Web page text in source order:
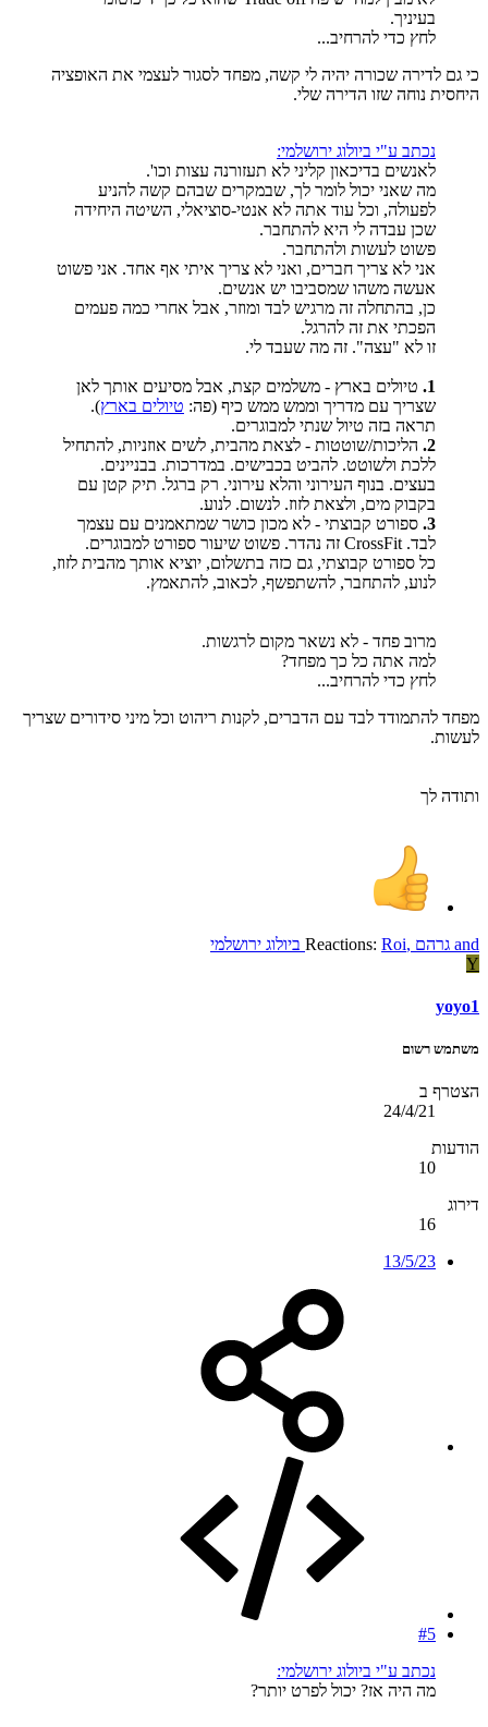
בעיניך.
לחץ כדי להרחיב...
כי גם לדירה שכורה יהיה לי קשה, מפחד לסגור לעצמי את האופציה
היחסית נוחה שזו הדירה שלי.
נכתב ע"י ביולוג ירושלמי:
לאנשים בדיכאון קליני לא תעזורנה עצות וכו'.
מה שאני יכול לומר לך, שבמקרים שבהם קשה להניע
לפעולה, וכל עוד אתה לא אנטי-סוציאלי, השיטה היחידה
שכן עבדה לי היא להתחבר.
פשוט לעשות ולהתחבר.
אני לא צריך חברים, ואני לא צריך איתי אף אחד. אני פשוט
אעשה משהו שמסביבו יש אנשים.
כן, בהתחלה זה מרגיש לבד ומוזר, אבל אחרי כמה פעמים
הפכתי את זה להרגל.
זו לא "עצה". זה מה שעבד לי.
1. טיולים בארץ - משלמים קצת, אבל מסיעים אותך לאן
שצריך עם מדריך וממש ממש כיף (פה: טיולים בארץ).
תראה בזה טיול שנתי למבוגרים.
2. הליכות/שוטטות - לצאת מהבית, לשים אוזניות, להתחיל
ללכת ולשוטט. להביט בכבישים. במדרכות. בבניינים.
בעצים. בנוף העירוני והלא עירוני. רק ברגל. תיק קטן עם
בקבוק מים, ולצאת לזוז. לנשום. לנוע.
3. ספורט קבוצתי - לא מכון כושר שמתאמנים עם עצמך
לבד. CrossFit זה נהדר. פשוט שיעור ספורט למבוגרים.
כל ספורט קבוצתי, גם כזה בתשלום, יוציא אותך מהבית לזוז,
לנוע, להתחבר, להשתפשף, לכאוב, להתאמץ.
מרוב פחד - לא נשאר מקום לרגשות.
למה אתה כל כך מפחד?
לחץ כדי להרחיב...
מפחד להתמודד לבד עם הדברים, לקנות ריהוט וכל מיני סידורים שצריך
לעשות.
ותודה לך
Reactions: Roi, גרהם and
ביולוג ירושלמי
Y
yoyo1
משתמש רשום
הצטרף ב
24/4/21
הודעות
10
דירוג
16
13/5/23
#5
נכתב ע"י ביולוג ירושלמי:
מה היה אז? יכול לפרט יותר?